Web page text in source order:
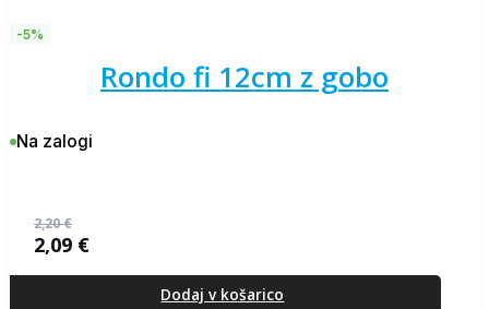
-5%
rondo fi 12cm z gobo
Na zalogi
2,20€
cena
2,09 €
cena
Dodaj v košarico